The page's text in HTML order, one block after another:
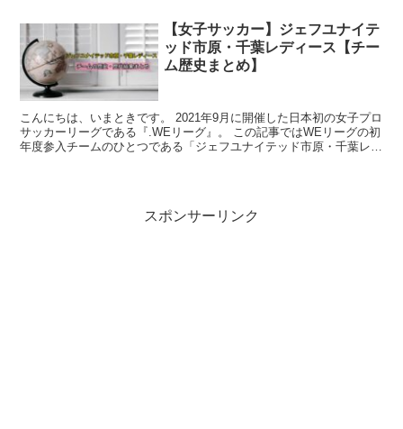
【女子サッカー】ジェフユナイテ
ッド市原・千葉レディース【チー
ム歴史まとめ】
こんにちは、いまときです。 2021年9月に開催した日本初の女子プロ
サッカーリーグである『.WEリーグ』。 この記事ではWEリーグの初
年度参入チームのひとつである「ジェフユナイテッド市原・千葉レデ
スポンサーリンク